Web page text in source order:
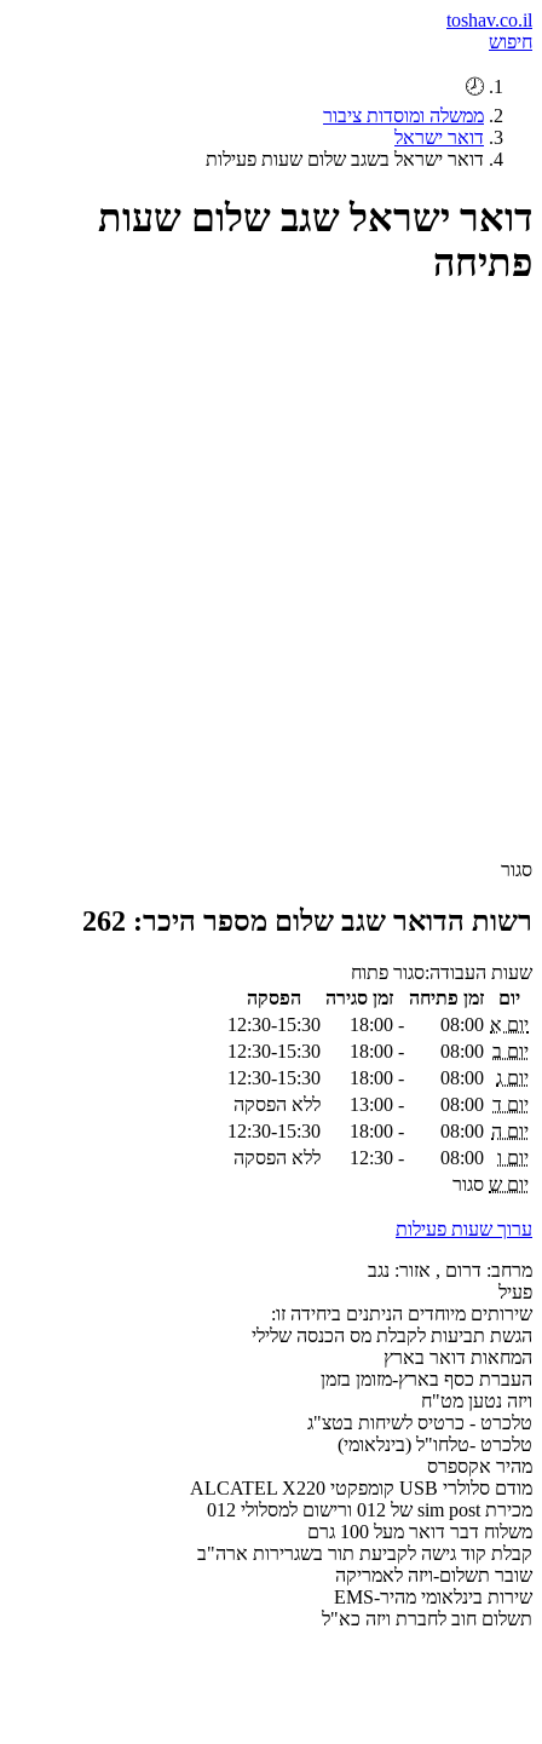
toshav.co.il
חיפוש
🕗
ממשלה ומוסדות ציבור
דואר ישראל
דואר ישראל בשגב שלום שעות פעילות
דואר ישראל שגב שלום שעות
פתיחה
סגור
רשות הדואר שגב שלום מספר היכר: 262
שעות העבודה:סגור פתוח
יום
זמן פתיחה זמן סגירה
הפסקה
יום א 08:00
-
18:00
12:30-15:30
יום ב 08:00
-
18:00
12:30-15:30
יום ג 08:00
-
18:00
12:30-15:30
יום ד 08:00
-
13:00
ללא הפסקה
יום ה 08:00
-
18:00
12:30-15:30
יום ו
08:00
-
12:30
ללא הפסקה
יום ש סגור
ערוך שעות פעילות
מרחב: דרום , אזור: נגב
פעיל
שירותים מיוחדים הניתנים ביחידה זו:
הגשת תביעות לקבלת מס הכנסה שלילי
המחאות דואר בארץ
העברת כסף בארץ-מזומן בזמן
ויזה נטען מט"ח
טלכרט - כרטיס לשיחות בטצ"ג
טלכרט -טלחו"ל (בינלאומי)
מהיר אקספרס
מודם סלולרי USB קומפקטי ALCATEL X220
מכירת sim post של 012 ורישום למסלולי 012
משלוח דבר דואר מעל 100 גרם
קבלת קוד גישה לקביעת תור בשגרירות ארה"ב
שובר תשלום-ויזה לאמריקה
שירות בינלאומי מהיר-EMS
תשלום חוב לחברת ויזה כא"ל